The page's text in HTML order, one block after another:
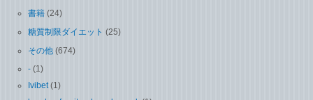
書籍 (24)
糖質制限ダイエット (25)
その他 (674)
- (1)
Ivibet(1)